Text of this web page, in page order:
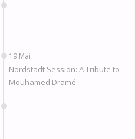
19 Mai
Nordstadt Session: A Tribute to
Mouhamed Dramé